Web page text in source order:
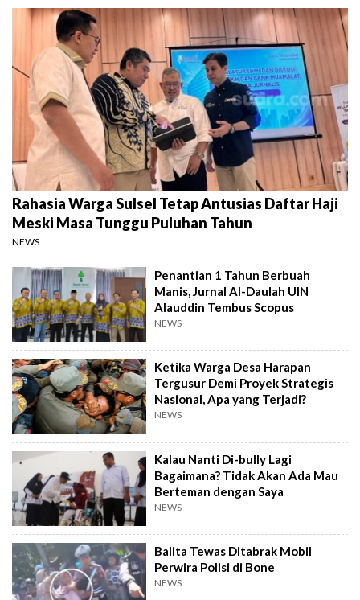
Rahasia Warga Sulsel Tetap Antusias Daftar Haji
Meski Masa Tunggu Puluhan Tahun
NEWS
Penantian 1 Tahun Berbuah
Manis, Jurnal Al-Daulah UIN
Alauddin Tembus Scopus
NEWS
Ketika Warga Desa Harapan
Tergusur Demi Proyek Strategis
Nasional, Apa yang Terjadi?
NEWS
Kalau Nanti Di-bully Lagi
Bagaimana? Tidak Akan Ada Mau
Berteman dengan Saya
NEWS
Balita Tewas Ditabrak Mobil
Perwira Polisi di Bone
NEWS